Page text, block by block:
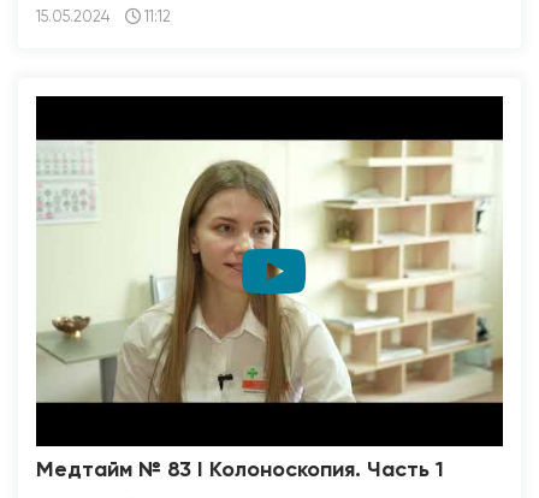
15.05.2024 11:12
Медтайм № 83 I Колоноскопия. Часть 1